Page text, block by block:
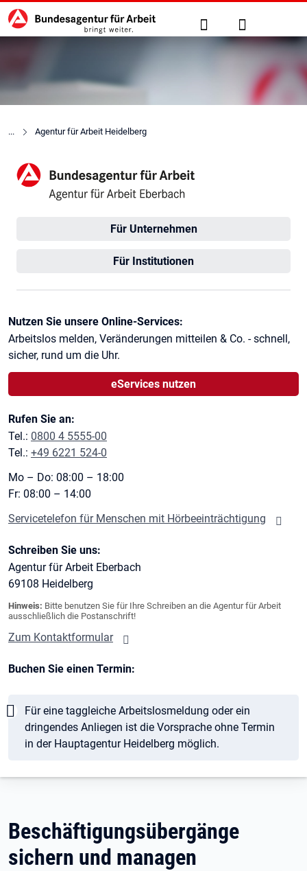
zu den Hauptinhalten springen
Hauptnavigation Suche Anmelden
Agentur für Arbeit Heidelberg
Agentur für Arbeit Eberbach
Für Unternehmen
Für Institutionen
Kontaktinformationen
Nutzen Sie unsere Online-Services:
Arbeitslos melden, Veränderungen mitteilen & Co. - schnell,
sicher, rund um die Uhr.
eServices nutzen
Rufen Sie an:
Tel.: 0800 4 5555-00
Tel.: +49 6221 524-0
Mo – Do: 08:00 – 18:00
Fr: 08:00 – 14:00
Servicetelefon für Menschen mit Hörbeeinträchtigung
Schreiben Sie uns:
Agentur für Arbeit Eberbach
69108 Heidelberg
Hinweis: Bitte benutzen Sie für Ihre Schreiben an die Agentur für Arbeit
ausschließlich die Postanschrift!
Zum Kontaktformular
Buchen Sie einen Termin:
Für eine taggleiche Arbeitslosmeldung oder ein
dringendes Anliegen ist die Vorsprache ohne Termin
in der Hauptagentur Heidelberg möglich.
Beschäftigungsübergänge
sichern und managen